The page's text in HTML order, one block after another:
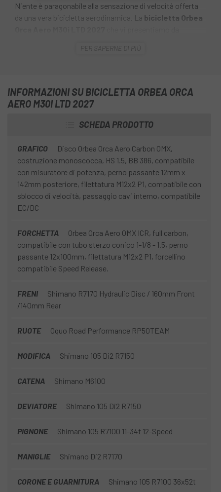
Niente è paragonabile alla sensazione di velocità offerta
da una vera bicicletta aerodinamica. La bicicletta Orbea
in pura performance, permettendovi di sfruttare al
Invece di concentrarsi esclusivamente sui dati della
galleria del vento, Orbea ha lavorato per ottimizzare
l'interazione tra ciclista e bicicletta, creando un sistema
Il risultato è una bici più veloce, più efficiente e meglio
integrata, in grado di offrire un vantaggio tangibile quando
la velocità conta davvero. Grazie a questo approccio
globale, la nuova Orca Aero raggiunge un incremento di 21
watt rispetto alla generazione precedente, diventando una
las bici più avanzate per chi cerca le massime prestazioni
PER SAPERNE DI PIÙ
INFORMAZIONI SU BICICLETTA ORBEA ORCA
AERO M30I LTD 2027
SCHEDA PRODOTTO
GRAFICO
Disco Orbea Orca Aero Carbon OMX,
costruzione monoscocca, HS 1.5, BB 386, compatibile
con misuratore di potenza, perno passante 12mm x
142mm posteriore, filettatura M12x2 P1, compatibile con
sblocco di velocità, passaggio cavi interno, compatibile
EC/DC
FORCHETTA
Orbea Orca Aero OMX ICR, full carbon,
compatibile con tubo sterzo conico 1-1/8 - 1.5, perno
passante 12x100mm, filettatura M12x2 P1, forcellino
compatibile Speed Release.
FRENI
Shimano R7170 Hydraulic Disc / 160mm Front
/140mm Rear
RUOTE Oquo Road Performance RP50TEAM
MODIFICA Shimano 105 Di2 R7150
CATENA Shimano M6100
DEVIATORE Shimano 105 Di2 R7150
PIGNONE Shimano 105 R7100 11-34t 12-Speed
MANIGLIE Shimano Di2 R7170
CORONE E GUARNITURA Shimano 105 R7100 36x52t